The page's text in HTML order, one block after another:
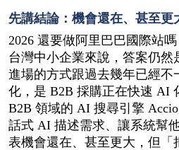
先講結論：機會還在、甚至更
2026 還要做阿里巴巴國際站
台灣中小企業來說，答案仍
進場的方式跟過去幾年已經不
化，是 B2B 採購正在快速 AI
B2B 領域的 AI 搜尋引擎
話式 AI 描述需求、讓系統幫
表機會還在、甚至更大，但「